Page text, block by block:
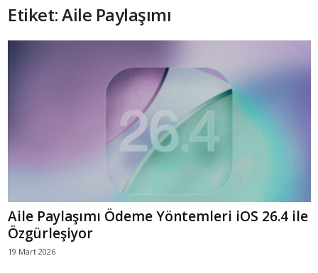
Etiket: Aile Paylaşımı
Aile Paylaşımı Ödeme Yöntemleri iOS 26.4 ile
Özgürleşiyor
19 Mart 2026